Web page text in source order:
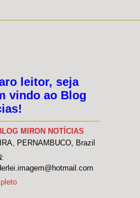
leitor, seja
vindo ao Blog
MIRON NOTÍCIAS
PERNAMBUCO, Brazil